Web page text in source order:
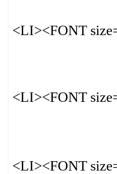
<LI><FONT
<LI><FONT
<LI><FONT